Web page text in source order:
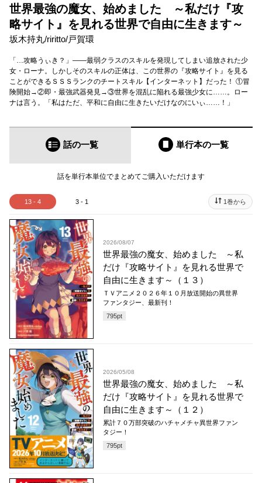
世界最強の魔女、始めました ～私だけ『攻
略サイト』を見れる世界で自由に生きます～
坂木持丸/riritto/戸賀環
「…攻略うぃき？」――最弱クラスのスキルを発現してしまい追放された少
女・ローナ。しかしそのスキルの正体は、この世界の『攻略サイト』を見る
ことができるＳＳＳランクのチートスキル【インターネット】だった！ ①冒
険開始→②即・最強武器発見→③世界を混乱に陥れる最強少女に……。ロー
ナは言う。「私はただ、平和に自由に生きたいだけなのにいぃ……！」
話の一覧 単行本の一覧
話を単行本単位でまとめてご購入いただけます
13 - 4 3 - 1 1巻から
2026/08/07
世界最強の魔女、始めました ～私
だけ『攻略サイト』を見れる世界で
自由に生きます～（１３）
ＴＶアニメ２０２６年１０月放送開始の異世界
ファンタジー、最新刊！
795pt
2026/05/08
世界最強の魔女、始めました ～私
だけ『攻略サイト』を見れる世界で
自由に生きます～（１２）
累計７０万部突破のハチャメチャ異世界ファン
タジー！
795pt